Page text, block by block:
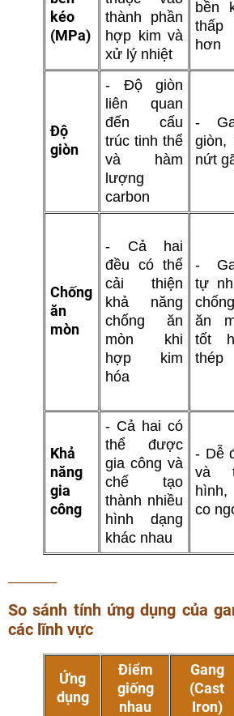
kéo
(MPa)
thành phần
hợp kim và
xử lý nhiệt
bền
thấp
hơn
Độ
giòn
- Độ giòn
liên quan
đến cấu
trúc tinh thể
và hàm
lượng
carbon
-
giòn,
nứt
Chống
ăn
mòn
- Cả hai
đều có thể
cải thiện
khả năng
chống ăn
mòn khi
hợp kim
hóa
-
tự
chống
ăn
tốt
thép
Khả
năng
gia
công
- Cả hai có
thể được
gia công và
chế tạo
thành nhiều
hình dạng
khác nhau
- Dễ
và
co
So sánh tính ứng dụng của
các lĩnh vực
Ứng
dụng
Điểm
giống
nhau
Gang
(Cast
Iron)